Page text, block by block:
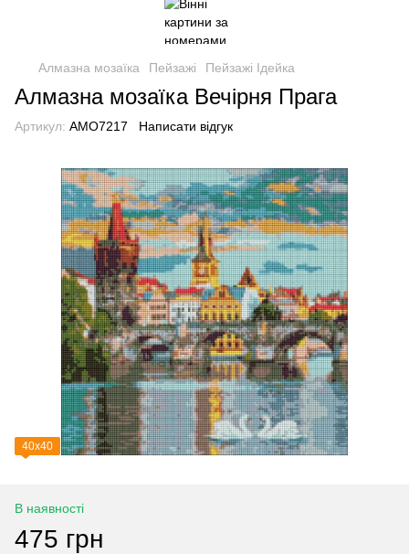
Алмазна мозаїка Пейзажі Пейзажі Ідейка
Алмазна мозаїка Вечірня Прага
Артикул: AMO7217 Написати відгук
40х40
В наявності
475 грн